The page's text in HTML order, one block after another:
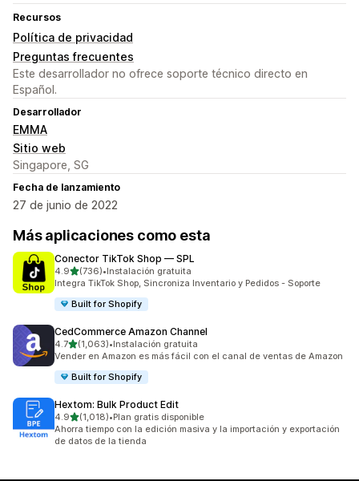
Recursos
Política de privacidad
Preguntas frecuentes
Este desarrollador no ofrece soporte técnico directo en
Español.
Desarrollador
EMMA
Sitio web
Singapore, SG
Fecha de lanzamiento
27 de junio de 2022
Más aplicaciones como esta
Conector TikTok Shop — SPL
4.9de 5 estrellas
(736)
736 reseñas en total
•Instalación gratuita
Integra TikTok Shop, Sincroniza Inventario y Pedidos - Soporte
Built for Shopify
CedCommerce Amazon Channel
4.7de 5 estrellas
(1,063)
1063 reseñas en total
•Instalación gratuita
Vender en Amazon es más fácil con el canal de ventas de Amazon
Built for Shopify
Hextom: Bulk Product Edit
4.9de 5 estrellas
(1,018)
1018 reseñas en total
•Plan gratis disponible
Ahorra tiempo con la edición masiva y la importación y exportación
de datos de la tienda